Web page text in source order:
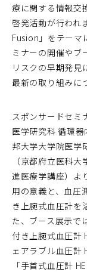
療に関する情報交
啓発活動が行われ
Fusion」をテーマ
ミナーの開催やブ
リスクの早期発見
最新の取り組みに
スポンサードセミ
医学研究科 循環
邦大学大学院医学
（京都府立医科
進医療学講座）よ
用の意義と、血圧
き上腕式血圧計を
た、ブース展示で
付き上腕式血圧計
ェアラブル血圧計
「手首式血圧計